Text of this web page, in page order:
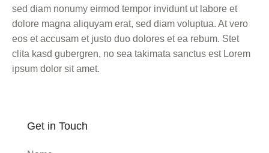
sed diam nonumy eirmod tempor invidunt ut labore et
dolore magna aliquyam erat, sed diam voluptua. At vero
eos et accusam et justo duo dolores et ea rebum. Stet
clita kasd gubergren, no sea takimata sanctus est Lorem
ipsum dolor sit amet.
Get in Touch